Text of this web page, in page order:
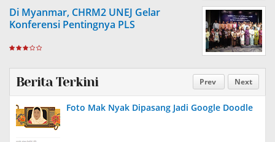
Di Myanmar, CHRM2 UNEJ Gelar
Konferensi Pentingnya PLS
Prev Next
Berita Terkini
Foto Mak Nyak Dipasang Jadi Google Doodle